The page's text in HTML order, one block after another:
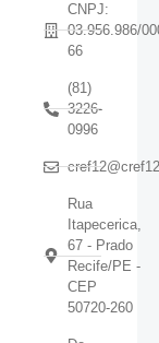
CNPJ:
03.956.986/
66
(81)
3226-
0996
Rua
Itapecerica,
67 - Prado
Recife/PE -
CEP
50720-260